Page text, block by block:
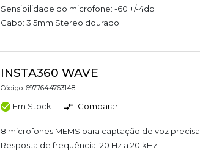
Sensibilidade do microfone: -60 +/-4db
Cabo: 3.5mm Stereo dourado
INSTA360 WAVE
Código: 6977644763148
Em Stock Comparar
8 microfones MEMS para captação de voz precisa.
Resposta de frequência: 20 Hz a 20 kHz.